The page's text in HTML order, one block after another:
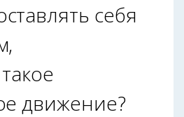
себя
движение?